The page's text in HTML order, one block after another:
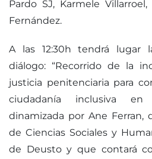
Pardo SJ, Karmele
Fernández.
A las 12:30h tendrá lugar
diálogo: “Recorrido de la
justicia penitenciaria para
ciudadanía inclusiva en
dinamizada por Ane Ferran,
de Ciencias Sociales y
de Deusto y que contará